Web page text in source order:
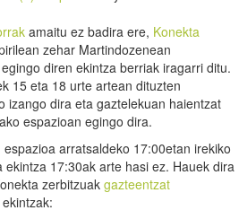
amaitu ez badira ere, Konekta
zehar Martindozenean
diren ekintza berriak iragarri ditu.
15 eta 18 urte artean dituzten
izango dira eta gaztelekuan haientzat
espazioan egingo dira.
espazioa arratsaldeko 17:00etan irekiko
ekintza 17:30ak arte hasi ez. Hauek dira
zerbitzuak gazteentzat